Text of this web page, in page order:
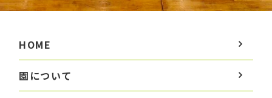
HOME
園について